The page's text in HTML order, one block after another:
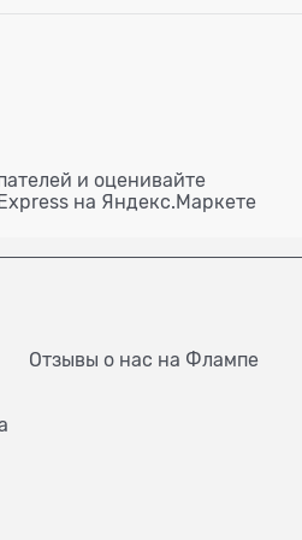
Отзывы о нас на Флампе